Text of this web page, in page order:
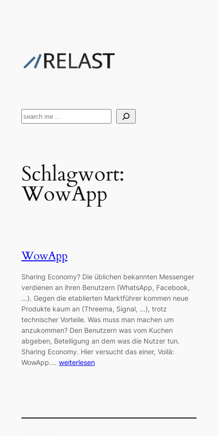
Suchen
Schlagwort:
WowApp
WowApp
Sharing Economy? Die üblichen bekannten Messenger
verdienen an ihren Benutzern (WhatsApp, Facebook,
…). Gegen die etablierten Marktführer kommen neue
Produkte kaum an (Threema, Signal, …), trotz
technischer Vorteile. Was muss man machen um
anzukommen? Den Benutzern was vom Kuchen
abgeben, Beteiligung an dem was die Nutzer tun.
Sharing Economy. Hier versucht das einer, Voilà:
WowApp.… weiterlesen